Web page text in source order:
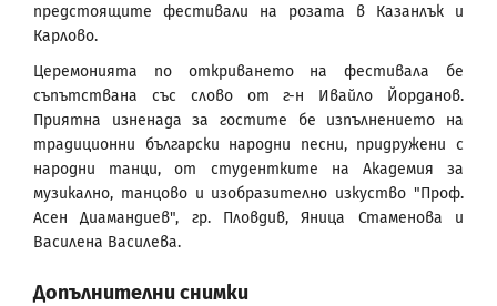
предстоящите фестивали на розата в Казанлък и
Карлово.
Церемонията по откриването на фестивала бе
съпътствана със слово от г-н Ивайло Йорданов.
Приятна изненада за гостите бе изпълнението на
традиционни български народни песни, придружени с
народни танци, от студентките на Академия за
музикално, танцово и изобразително изкуство "Проф.
Асен Диамандиев", гр. Пловдив, Яница Стаменова и
Василена Василева.
Допълнителни снимки